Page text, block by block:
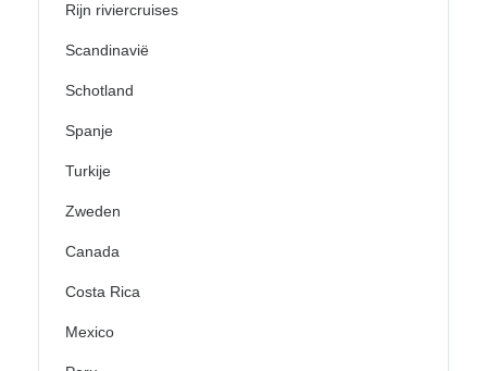
Rijn riviercruises
Scandinavië
Schotland
Spanje
Turkije
Zweden
Canada
Costa Rica
Mexico